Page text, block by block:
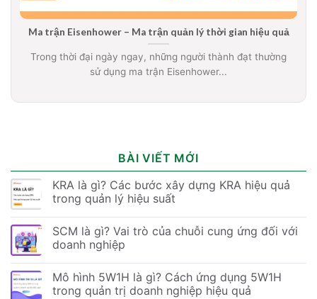
Ma trận Eisenhower – Ma trận quản lý thời gian hiệu quả
Trong thời đại ngày ngay, những người thành đạt thường
sử dụng ma trận Eisenhower...
BÀI VIẾT MỚI
KRA là gì? Các bước xây dựng KRA hiệu quả
trong quản lý hiệu suất
SCM là gì? Vai trò của chuỗi cung ứng đối với
doanh nghiệp
Mô hình 5W1H là gì? Cách ứng dụng 5W1H
trong quản trị doanh nghiệp hiệu quả